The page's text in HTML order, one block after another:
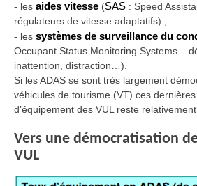
- les aides vitesse (SAS : Speed
régulateurs de vitesse adaptatifs) ;
- les systèmes de surveillance du
Occupant Status Monitoring Systems –
inattention, distraction…).
Si les ADAS se sont très largement
véhicules de tourisme (VT) ces
d’équipement des VUL reste relativement
Vers une démocratisation
VUL